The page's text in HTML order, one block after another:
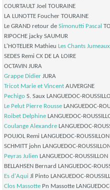
COURTAULT Joel TOURAINE
LA LUNOTTE Foucher TOURAINE
Le GRAND retour de Simonutti Pascal
RIPOCHE jacky SAUMUR
L'HOTELIER Mathieu Les Chants Jumeaux
SEDES Remi CX DE LA LOIRE
OCTAVIN JURA
Grappe Didier JURA
Tricot Marie et Vincent AUVERGNE
Pechigo S. Saux LANGUEDOC-
Le Pelut Pierre Rousse LANGUEDOC-
Roibet Delphine LANGUEDOC-
Coulange Alexandre LANGUEDOC-
POUJOL Remi LANGUEDOC-ROUSSILLON
SCHMITT john LANGUEDOC-
Peyras Julien LANGUEDOC-ROUSSILLON
BELLAHSEN Bernard LANGUEDOC-
Es d'Aqui Jl Pinto LANGUEDOC-
Clos Massotte Pn Massotte